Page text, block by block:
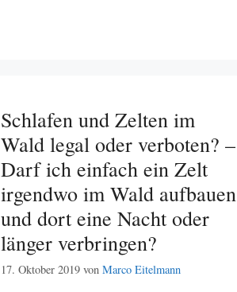
Schlafen und Zelten im
Wald legal oder verboten? –
Darf ich einfach ein Zelt
irgendwo im Wald aufbauen
und dort eine Nacht oder
länger verbringen?
17. Oktober 2019 von Marco Eitelmann